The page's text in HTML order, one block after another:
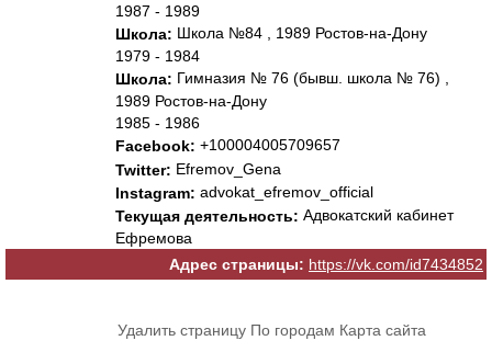
1987 - 1989
Школа: Школа №84 , 1989 Ростов-на-Дону
1979 - 1984
Школа: Гимназия № 76 (бывш. школа № 76) ,
1989 Ростов-на-Дону
1985 - 1986
Facebook: +100004005709657
Twitter: Efremov_Gena
Instagram: advokat_efremov_official
Текущая деятельность: Адвокатский кабинет
Ефремова
Адрес страницы: https://vk.com/id7434852
Удалить страницу По городам Карта сайта